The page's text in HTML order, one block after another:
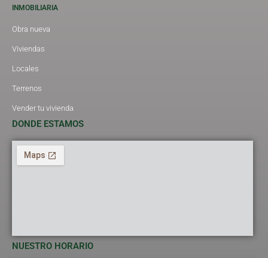
INMOBILIARIA
Obra nueva
Viviendas
Locales
Terrenos
Vender tu vivienda
DONDE ESTAMOS
NUESTRO HORARIO